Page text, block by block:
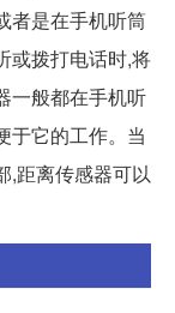
者是在手机听筒
或拨打电话时,将
一般都在手机听
于它的工作。当
,距离传感器可以